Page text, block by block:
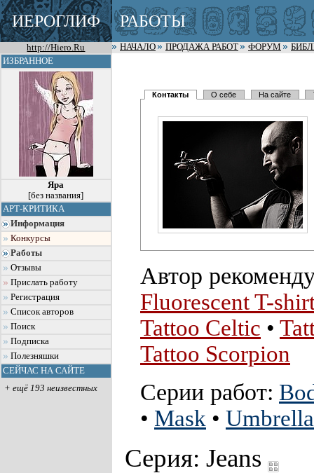
ИЕРОГЛИФ РАБОТЫ
http://Hiero.Ru НАЧАЛО ПРОДАЖА РАБОТ ФОРУМ
ИЗБРАННОЕ
Яра
[без названия]
АРТ-КРИТИКА
Информация
Конкурсы
Работы
Отзывы
Прислать работу
Регистрация
Список авторов
Поиск
Подписка
Полезняшки
СЕЙЧАС НА САЙТЕ
+ ещё 193 неизвестных
Контакты О себе На сайте
Автор
Fluorescent T-
Tattoo Celtic •
Tattoo Scorpion
Серии работ:
• Mask • Umbrella
Серия: Jeans